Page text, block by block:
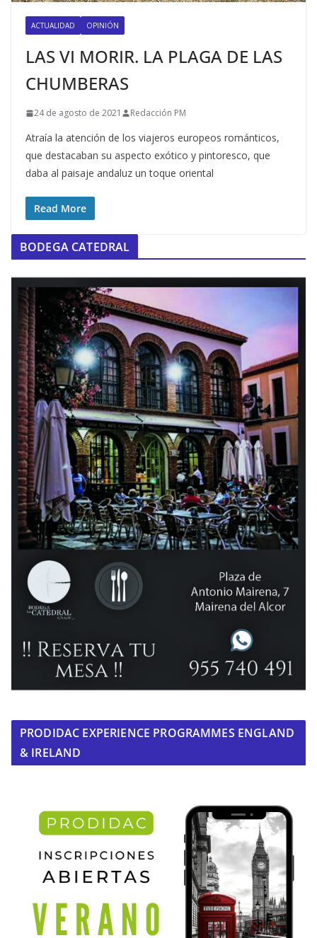
ACTUALIDAD OPINIÓN
LAS VI MORIR. LA PLAGA DE LAS
CHUMBERAS
24 de agosto de 2021 Redacción PM
Atraía la atención de los viajeros europeos románticos,
que destacaban su aspecto exótico y pintoresco, que
daba al paisaje andaluz un toque oriental
Read More
BODEGA CATEDRAL
PRODIDAC EXPERIENCE PROGRAMMES ENGLAND
& IRELAND